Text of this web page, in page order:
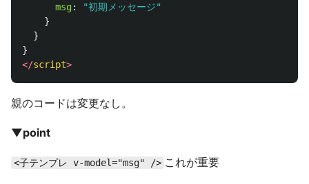
msg: "初期メッセージ"
}
}
}
</script>
親のコードは変更なし。
▼point
<子テンプレ v-model="msg" /> これが重要